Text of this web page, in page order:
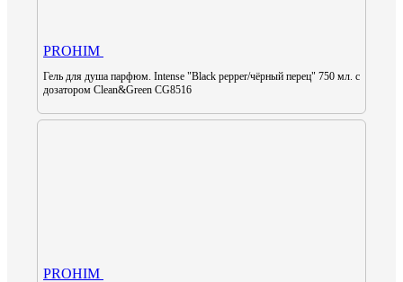
PROHIM
Гель для душа парфюм. Intense "Black pepper/чёрный перец" 750 мл. с
дозатором Clean&Green CG8516
PROHIM